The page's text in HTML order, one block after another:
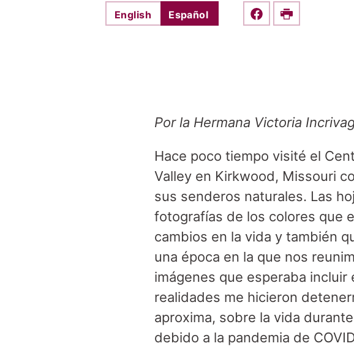
English Español Share this on
Print
Por la Hermana Victoria
Hace poco tiempo visité el
Valley en Kirkwood, Missouri
sus senderos naturales. Las
fotografías de los colores que
cambios en la vida y también
una época en la que nos
imágenes que esperaba
realidades me hicieron
aproxima, sobre la vida
debido a la pandemia de